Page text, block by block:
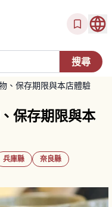
、保存期限與本店體驗
保存期限與本
兵庫縣
奈良縣